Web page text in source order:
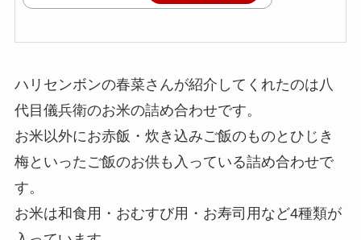
ハリセンボンの春菜さんが紹介してくれたのは八
代目儀兵衛のお米の詰め合わせです。
お米以外にお赤飯・炊き込みご飯のものとひじき
梅といったご飯のお供も入っている詰め合わせで
す。
お米は和食用・おむすび用・お寿司用など4種類が